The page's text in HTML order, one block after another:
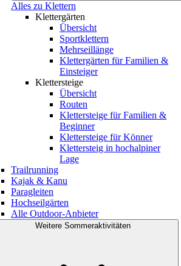
Alles zu Klettern
Klettergärten
Übersicht
Sportklettern
Mehrseillänge
Klettergärten für Familien &
Einsteiger
Klettersteige
Übersicht
Routen
Klettersteige für Familien &
Beginner
Klettersteige für Könner
Klettersteig in hochalpiner
Lage
Trailrunning
Kajak & Kanu
Paragleiten
Hochseilgärten
Alle Outdoor-Anbieter
Weitere Sommeraktivitäten